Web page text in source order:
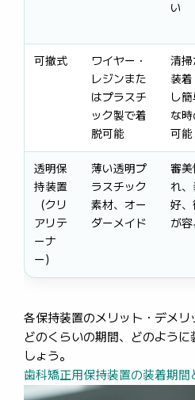
い
可撤式
ワイヤー・
レジンまた
はプラスチ
ック製で着
脱可能
清掃
装
し
な
可能
透明保
持装置
（クリ
アリテ
ーナ
ー）
薄い透明プ
ラスチック
素材、オー
ダーメイド
審
れ、
好、
が容
各保持装置のメリット・デメ
どのくらいの期間、どのよう
しょう。
歯科矯正用保持装置の装着期間